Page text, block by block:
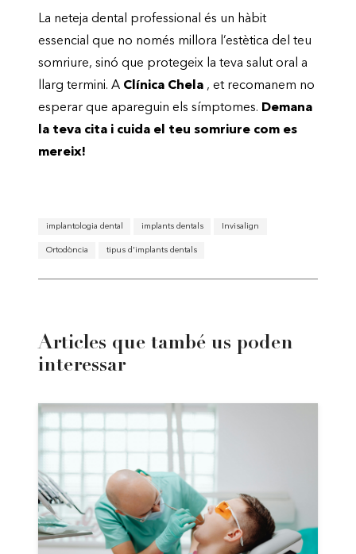
La neteja dental professional és un hàbit
essencial que no només millora l’estètica del teu
somriure, sinó que protegeix la teva salut oral a
llarg termini. A Clínica Chela , et recomanem no
esperar que apareguin els símptomes. Demana
la teva cita i cuida el teu somriure com es
mereix!
implantologia dental implants dentals Invisalign
Ortodòncia tipus d'implants dentals
Articles que també us poden
interessar